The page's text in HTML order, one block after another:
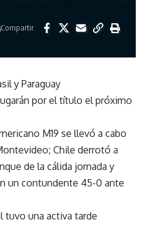
Compartir
y Paraguay
por el título el próximo
M19 se llevó a cabo
Chile derrotó a
de la cálida jornada y
un contundente 45-0 ante
tuvo una activa tarde